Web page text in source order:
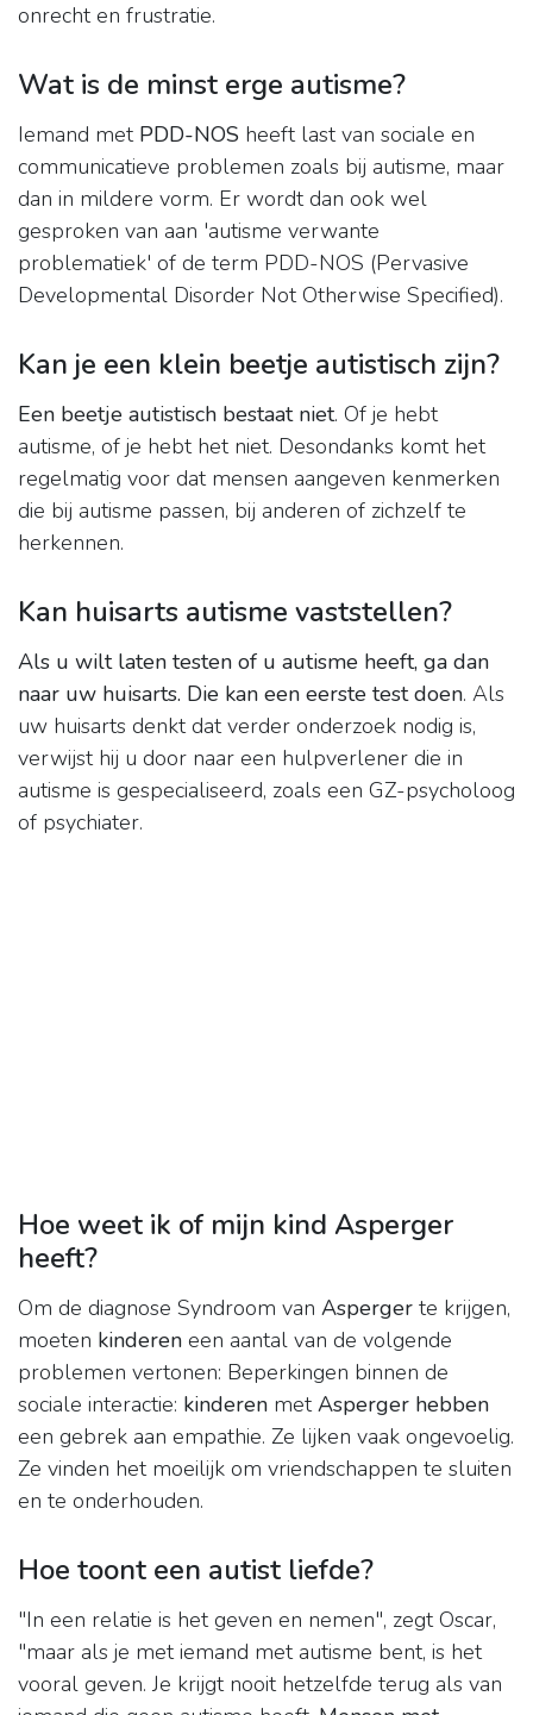
onrecht en frustratie.
Wat is de minst erge autisme?
Iemand met PDD-NOS heeft last van sociale en
communicatieve problemen zoals bij autisme, maar
dan in mildere vorm. Er wordt dan ook wel
gesproken van aan 'autisme verwante
problematiek' of de term PDD-NOS (Pervasive
Developmental Disorder Not Otherwise Specified).
Kan je een klein beetje autistisch zijn?
Een beetje autistisch bestaat niet. Of je hebt
autisme, of je hebt het niet. Desondanks komt het
regelmatig voor dat mensen aangeven kenmerken
die bij autisme passen, bij anderen of zichzelf te
herkennen.
Kan huisarts autisme vaststellen?
Als u wilt laten testen of u autisme heeft, ga dan
naar uw huisarts. Die kan een eerste test doen. Als
uw huisarts denkt dat verder onderzoek nodig is,
verwijst hij u door naar een hulpverlener die in
autisme is gespecialiseerd, zoals een GZ-psycholoog
of psychiater.
Hoe weet ik of mijn kind Asperger
heeft?
Om de diagnose Syndroom van Asperger te krijgen,
moeten kinderen een aantal van de volgende
problemen vertonen: Beperkingen binnen de
sociale interactie: kinderen metAsperger hebben
een gebrek aan empathie. Ze lijken vaak ongevoelig.
Ze vinden het moeilijk om vriendschappen te sluiten
en te onderhouden.
Hoe toont een autist liefde?
"In een relatie is het geven en nemen", zegt Oscar,
"maar als je met iemand met autisme bent, is het
vooral geven. Je krijgt nooit hetzelfde terug als van